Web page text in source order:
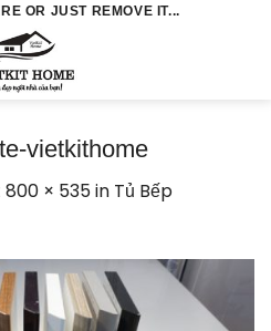
OR JUST REMOVE IT...
vietkithome
800 × 535in Tủ Bếp